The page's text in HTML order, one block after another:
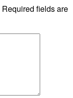
Required fields are